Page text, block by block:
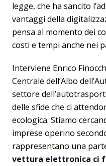
legge, che ha sancito
vantaggi della
pensa al momento dei
costi e tempi anche nei
Interviene Enrico
Centrale dell’Albo
settore
delle sfide che ci
ecologica. Stiamo
imprese operino
rappresentano una
vettura elettronica ci